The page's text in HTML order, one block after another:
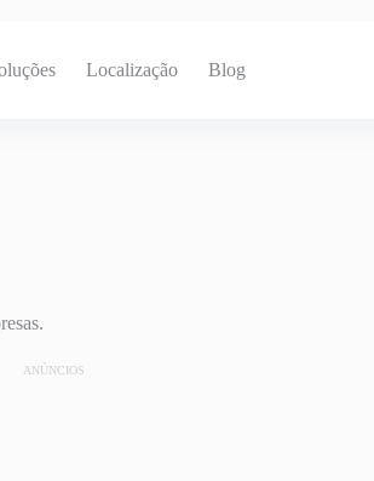
Localização Blog
ANÚNCIOS